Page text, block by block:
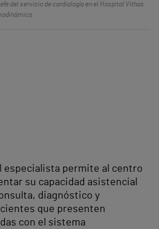
del servicio de cardiología en el Hospital Vithas
especialista permite al centro
su capacidad asistencial
diagnóstico y
que presenten
con el sistema